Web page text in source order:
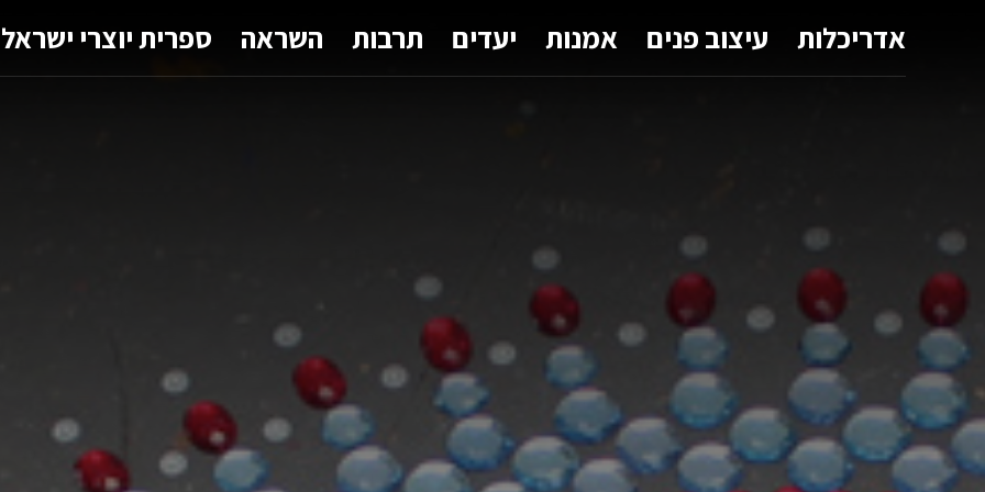
אדריכלות עיצוב פנים אמנות יעדים תרבות השראה ספרית יוצרי ישראל